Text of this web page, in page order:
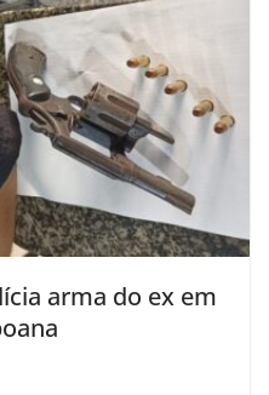
arma do ex em